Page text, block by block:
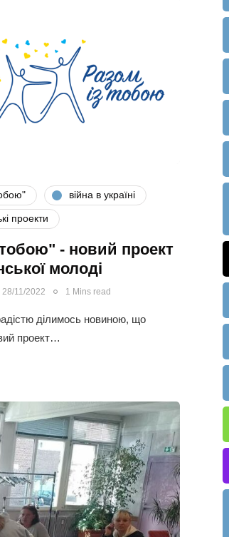
війна в україні
проекти
- новий проект
молоді
28/11/2022 1 Mins read
ділимось новиною, що
проект…